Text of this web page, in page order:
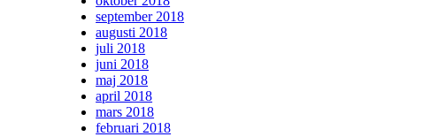
september 2018
augusti 2018
juli 2018
juni 2018
maj 2018
april 2018
mars 2018
februari 2018